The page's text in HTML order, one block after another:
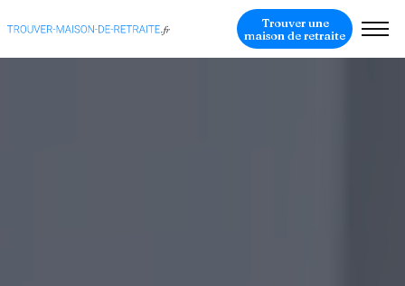
Trouver une
maison de retraite